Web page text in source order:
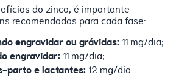
do zinco, é importante
recomendadas para cada fase:
engravidar ou grávidas:11 mg/dia;
engravidar:11 mg/dia;
parto e lactantes:12 mg/dia.